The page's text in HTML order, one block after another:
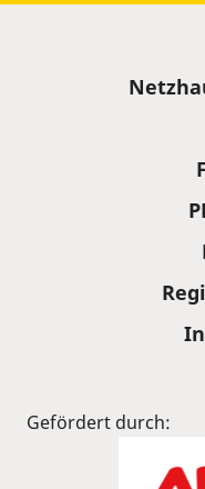
Gefördert durch: